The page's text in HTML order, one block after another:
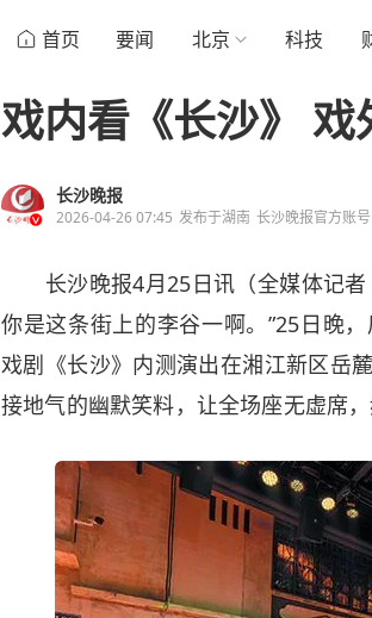
首页 要闻 北京 科技
戏内看《长沙》 戏
长沙晚报
2026-04-26 07:45 发布于湖南 长沙晚报官方账号
长沙晚报4月25日讯（全媒体记者
你是这条街上的李谷一啊。”25日晚
戏剧《长沙》内测演出在湘江新区岳
接地气的幽默笑料，让全场座无虚席